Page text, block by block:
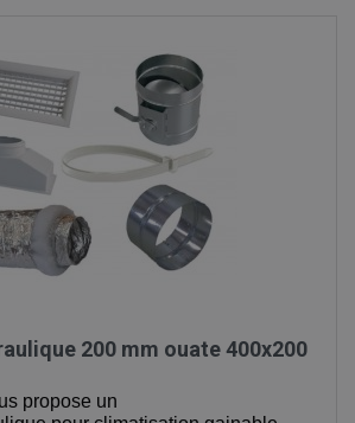
200 mm ouate 400x200
propose un